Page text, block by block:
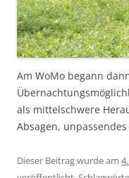
Am WoMo begann
als mittelschwere
Absagen,
Dieser Beitrag wurde am